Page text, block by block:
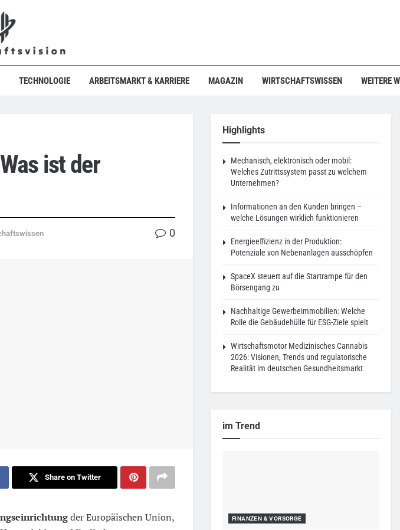
TECHNOLOGIE ARBEITSMARKT & KARRIERE MAGAZIN WIRTSCHAFTSWISSEN WEITERE
ist der
0
Share on Twitter
der Europäischen Union,
Highlights
Mechanisch, elektronisch oder mobil:
Welches Zutrittssystem passt zu welchem
Unternehmen?
Informationen an den Kunden bringen –
welche Lösungen wirklich funktionieren
Energieeffizienz in der Produktion:
Potenziale von Nebenanlagen ausschöpfen
SpaceX steuert auf die Startrampe für den
Börsengang zu
Nachhaltige Gewerbeimmobilien: Welche
Rolle die Gebäudehülle für ESG-Ziele spielt
Wirtschaftsmotor Medizinisches Cannabis
2026: Visionen, Trends und regulatorische
Realität im deutschen Gesundheitsmarkt
im Trend
FINANZEN & VORSORGE